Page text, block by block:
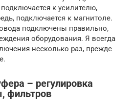
к усилителю,
подключается к магнитоле.
подключены правильно,
оборудования. Я всегда
несколько раз, прежде
– регулировка
фильтров